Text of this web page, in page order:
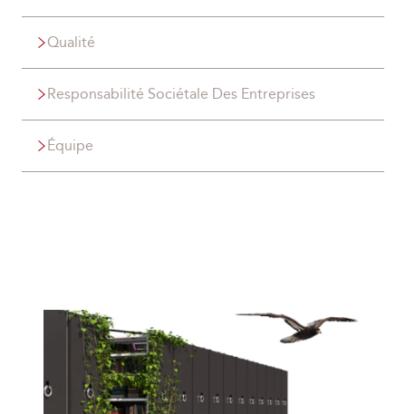
Qualité
Responsabilité Sociétale Des Entreprises
Équipe